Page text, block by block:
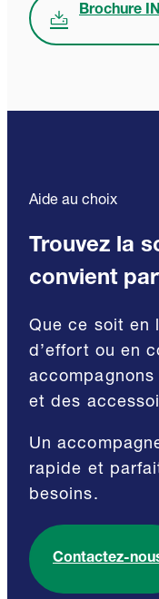
Brochure
Aide au choix
Trouvez la
convient
Que ce soit en
d’effort ou en
et des
Un
rapide et
besoins.
Contactez-